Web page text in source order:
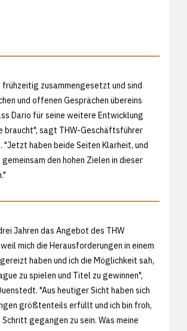
frühzeitig zusammengesetzt und sind
und offenen Gesprächen übereins
Dario für seine weitere Entwicklung
braucht", sagt THW-Geschäftsführer
"Jetzt haben beide Seiten Klarheit, und
gemeinsam den hohen Zielen in dieser
Jahren das Angebot des THW
mich die Herausforderungen in einem
haben und ich die Möglichkeit sah,
zu spielen und Titel zu gewinnen",
"Aus heutiger Sicht haben sich
größtenteils erfüllt und ich bin froh,
gegangen zu sein. Was meine